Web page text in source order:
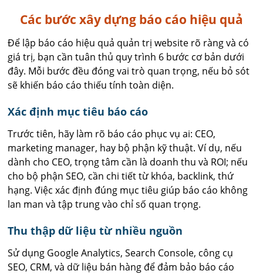
Các bước xây dựng báo cáo hiệu quả
Để lập báo cáo hiệu quả quản trị website rõ ràng và có
giá trị, bạn cần tuân thủ quy trình 6 bước cơ bản dưới
đây. Mỗi bước đều đóng vai trò quan trọng, nếu bỏ sót
sẽ khiến báo cáo thiếu tính toàn diện.
Xác định mục tiêu báo cáo
Trước tiên, hãy làm rõ báo cáo phục vụ ai: CEO,
marketing manager, hay bộ phận kỹ thuật. Ví dụ, nếu
dành cho CEO, trọng tâm cần là doanh thu và ROI; nếu
cho bộ phận SEO, cần chi tiết từ khóa, backlink, thứ
hạng. Việc xác định đúng mục tiêu giúp báo cáo không
lan man và tập trung vào chỉ số quan trọng.
Thu thập dữ liệu từ nhiều nguồn
Sử dụng Google Analytics, Search Console, công cụ
SEO, CRM, và dữ liệu bán hàng để đảm bảo báo cáo